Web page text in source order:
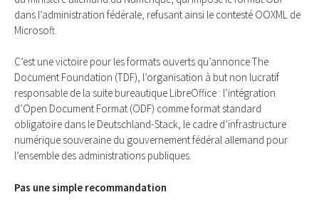
dans l’administration fédérale, refusant ainsi le contesté OOXML de
Microsoft.
C’est une victoire pour les formats ouverts qu’annonce The
Document Foundation (TDF), l’organisation à but non lucratif
responsable de la suite bureautique LibreOffice : l’intégration
d’Open Document Format (ODF) comme format standard
obligatoire dans le Deutschland-Stack, le cadre d’infrastructure
numérique souveraine du gouvernement fédéral allemand pour
l’ensemble des administrations publiques.
Pas une simple recommandation